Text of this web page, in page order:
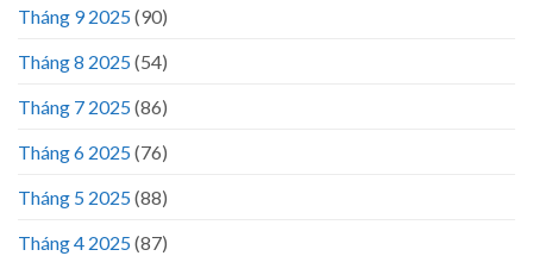
Tháng 9 2025(90)
Tháng 8 2025(54)
Tháng 7 2025(86)
Tháng 6 2025(76)
Tháng 5 2025(88)
Tháng 4 2025(87)